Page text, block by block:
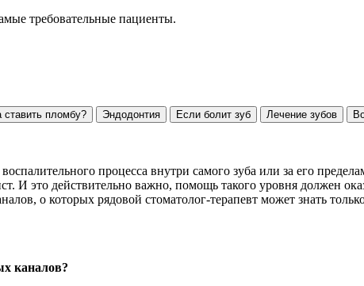
требовательные пациенты.
ставить пломбу? Эндодонтия Если болит зуб Лечение зубов
процесса внутри самого зуба или за его
И это действительно важно, помощь такого уровня должен
о которых рядовой стоматолог-терапевт может знать
каналов?